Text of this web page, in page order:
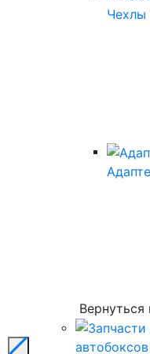
Чехлы
Вернуться
автобоксов